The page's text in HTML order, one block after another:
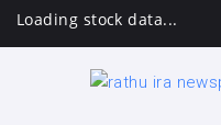
Loading stock data...